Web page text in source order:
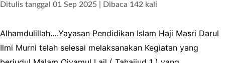
Ditulis tanggal 01 Sep 2025 | Dibaca 142 kali
Alhamdulillah….Yayasan Pendidikan Islam Haji Masri Darul
Ilmi Murni telah selesai melaksanakan Kegiatan yang